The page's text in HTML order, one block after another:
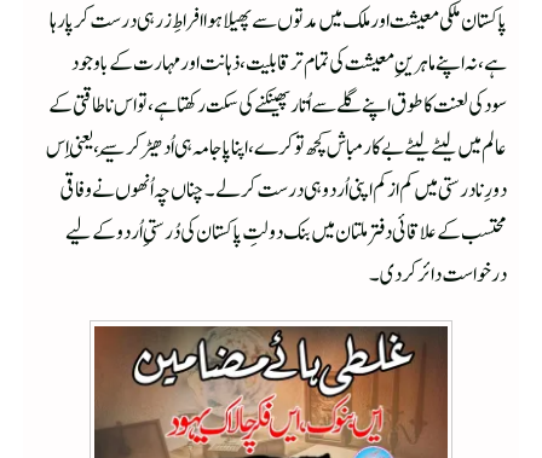
پاکستان ملکی معیشت اور ملک میں مدتوں سے پھیلا ہوا افراطِ زر ہی درست کر پا رہا
ہے، نہ اپنے ماہرینِ معیشت کی تمام تر قابلیت، ذہانت اور مہارت کے باوجود
سودکی لعنت کا طوق اپنے گلے سے اُتار پھینکنے کی سکت رکھتا ہے، تو اس ناطاقتی کے
عالم میں لیٹے لیٹے بے کار مباش کچھ تو کرے، اپنا پاجامہ ہی اُدھیڑ کر سِیے، یعنی اِس
دورِ نادرستی میں کم از کم اپنی اُردو ہی درست کرلے۔ چناں چہ اُنھوں نے وفاقی
محتسب کے علاقائی دفتر ملتان میں بنک دولتِ پاکستان کی دُرستیِ اُردو کے لیے
درخواست دائر کردی۔